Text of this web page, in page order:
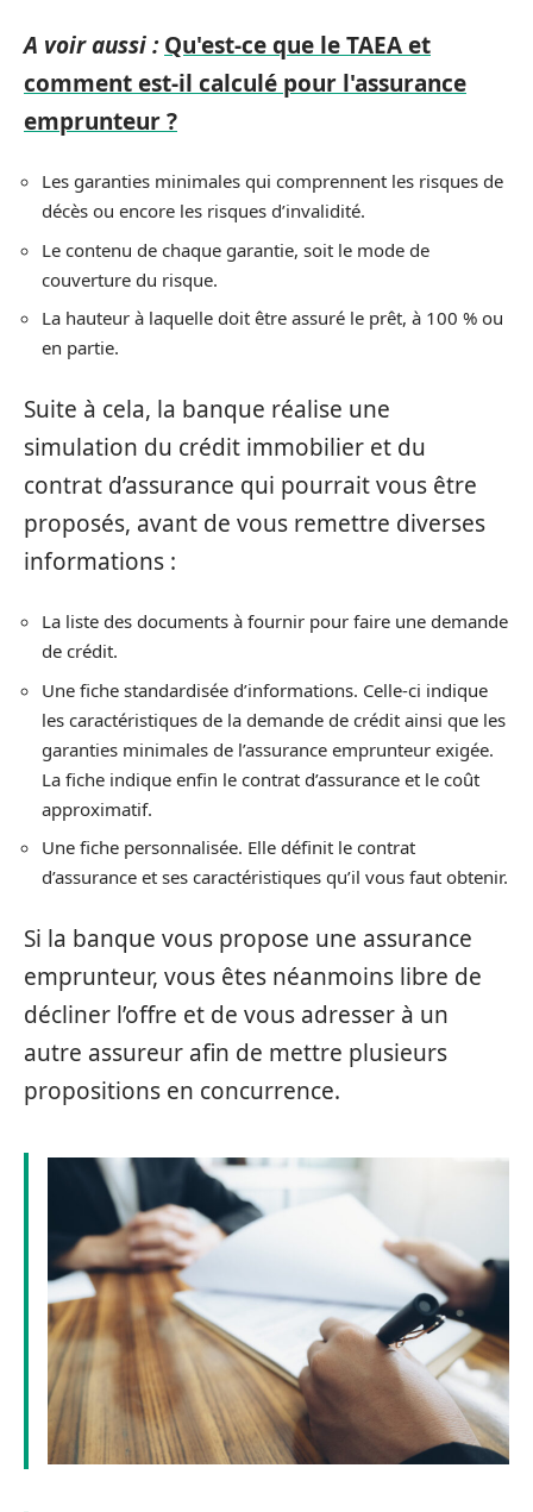
A voir aussi : Qu'est-ce que le TAEA et
comment est-il calculé pour l'assurance
emprunteur ?
Les garanties minimales qui comprennent les risques de
décès ou encore les risques d’invalidité.
Le contenu de chaque garantie, soit le mode de
couverture du risque.
La hauteur à laquelle doit être assuré le prêt, à 100 % ou
en partie.
Suite à cela, la banque réalise une
simulation du crédit immobilier et du
contrat d’assurance qui pourrait vous être
proposés, avant de vous remettre diverses
informations :
La liste des documents à fournir pour faire une demande
de crédit.
Une fiche standardisée d’informations. Celle-ci indique
les caractéristiques de la demande de crédit ainsi que les
garanties minimales de l’assurance emprunteur exigée.
La fiche indique enfin le contrat d’assurance et le coût
approximatif.
Une fiche personnalisée. Elle définit le contrat
d’assurance et ses caractéristiques qu’il vous faut obtenir.
Si la banque vous propose une assurance
emprunteur, vous êtes néanmoins libre de
décliner l’offre et de vous adresser à un
autre assureur afin de mettre plusieurs
propositions en concurrence.